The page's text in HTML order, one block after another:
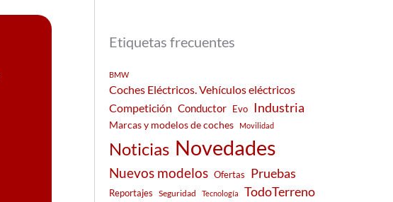
Etiquetas frecuentes
BMW
Coches Eléctricos. Vehículos eléctricos
Competición Conductor Evo Industria
Marcas y modelos de coches Movilidad
Noticias Novedades
Nuevos modelos Ofertas Pruebas
Reportajes Seguridad Tecnología
TodoTerreno